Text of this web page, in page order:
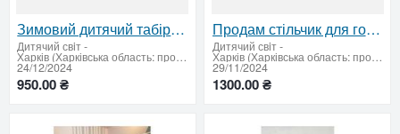
Зимовий дитячий табір VAISOT: "Новорічні пригоди"
Дитячий свiт-
Харків (Харківська область: продати купити)
24/12/2024
950.00 ₴
Продам стільчик для годування Chicco Polly 2 у гарному стані
Дитячий свiт-
Харків (Харківська область: продати купити)
29/11/2024
1300.00 ₴